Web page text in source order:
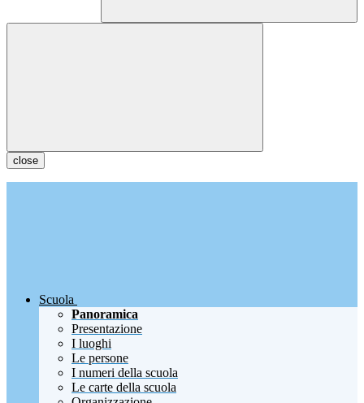
close
Scuola
Panoramica
Presentazione
I luoghi
Le persone
I numeri della scuola
Le carte della scuola